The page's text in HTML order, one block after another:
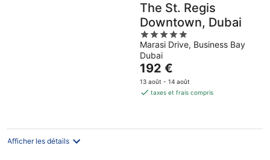
The St. Regis
Downtown, Dubai
5
out
of
5
Marasi Drive, Business Bay
Dubai
Le
prix
est
par
192 €
13 août - 14 août
taxes et frais compris
Afficher les détails